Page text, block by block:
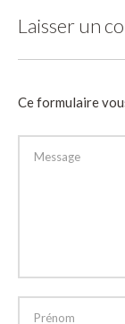
Laisser un
Ce formulaire